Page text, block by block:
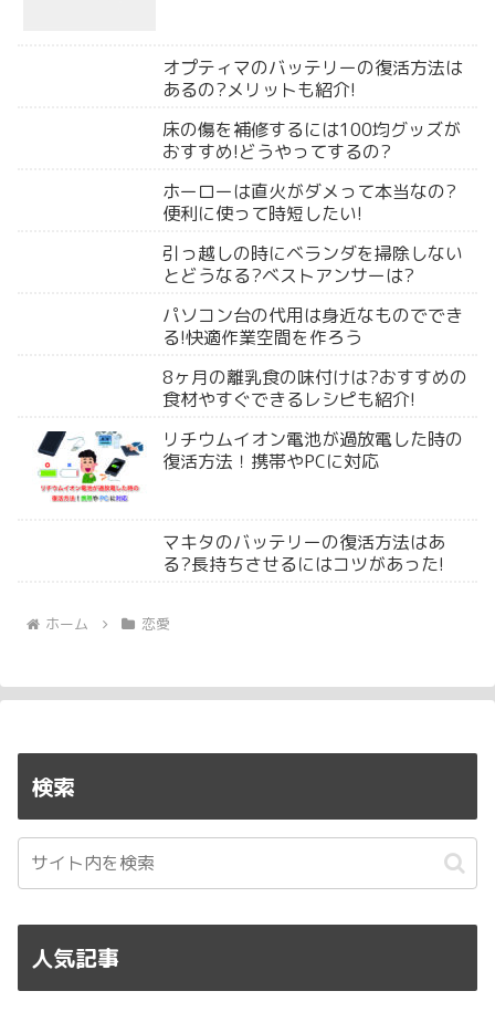
オプティマのバッテリーの復活方法は
あるの?メリットも紹介!
床の傷を補修するには100均グッズが
おすすめ!どうやってするの?
ホーローは直火がダメって本当なの?
便利に使って時短したい!
引っ越しの時にベランダを掃除しない
とどうなる?ベストアンサーは?
パソコン台の代用は身近なものででき
る!快適作業空間を作ろう
8ヶ月の離乳食の味付けは?おすすめの
食材やすぐできるレシピも紹介!
リチウムイオン電池が過放電した時の
復活方法！携帯やPCに対応
マキタのバッテリーの復活方法はあ
る?長持ちさせるにはコツがあった!
ホーム 恋愛
検索
人気記事